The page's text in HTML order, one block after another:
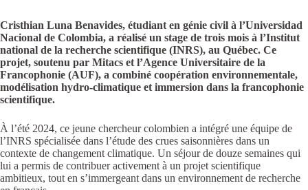
Cristhian Luna Benavides, étudiant en génie civil à l’Universidad
Nacional de Colombia, a réalisé un stage de trois mois à l’Institut
national de la recherche scientifique (INRS), au Québec. Ce
projet, soutenu par Mitacs et l’Agence Universitaire de la
Francophonie (AUF), a combiné coopération environnementale,
modélisation hydro-climatique et immersion dans la francophonie
scientifique.
À l’été 2024, ce jeune chercheur colombien a intégré une équipe de
l’INRS spécialisée dans l’étude des crues saisonnières dans un
contexte de changement climatique. Un séjour de douze semaines qui
lui a permis de contribuer activement à un projet scientifique
ambitieux, tout en s’immergeant dans un environnement de recherche